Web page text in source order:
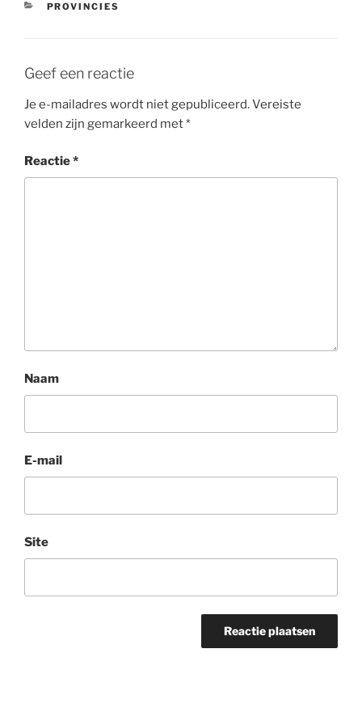
CATEGORIEËN
PROVINCIES
Geef een reactie
Je e-mailadres wordt niet gepubliceerd.Vereiste
velden zijn gemarkeerd met*
Reactie*
Naam
E-mail
Site